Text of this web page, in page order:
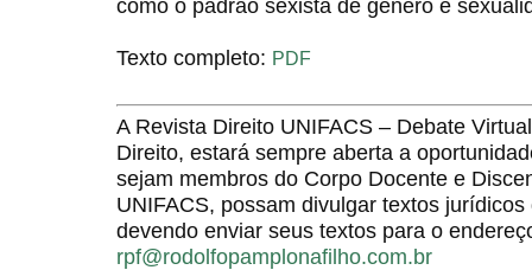
Texto completo: PDF
A Revista Direito UNIFACS – Debate
Direito, estará sempre aberta a
sejam membros do Corpo Docente e
UNIFACS, possam divulgar textos
devendo enviar seus textos para o
rpf@rodolfopamplonafilho.com.br